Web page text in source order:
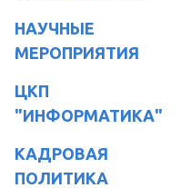
НАУЧНЫЕ
МЕРОПРИЯТИЯ
ЦКП
"ИНФОРМАТИКА"
КАДРОВАЯ
ПОЛИТИКА